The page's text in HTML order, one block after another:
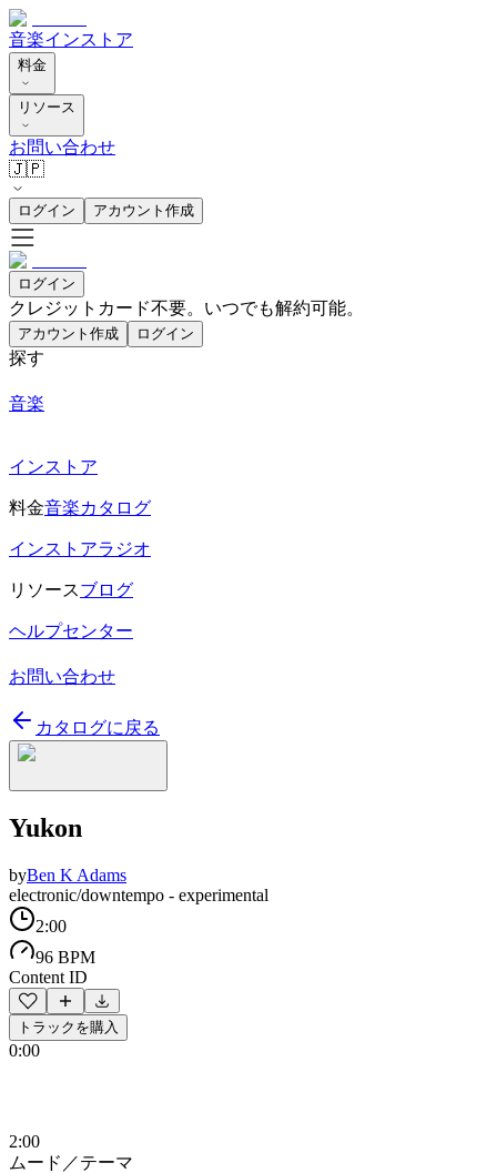
音楽インストア
料金
リソース
お問い合わせ
🇯🇵
ログイン アカウント作成
ログイン
クレジットカード不要。いつでも解約可能。
アカウント作成 ログイン
探す
音楽
インストア
料金音楽カタログ
インストアラジオ
リソースブログ
ヘルプセンター
お問い合わせ
カタログに戻る
Yukon
byBen K Adams
electronic/downtempo - experimental
2:00
96 BPM
Content ID
トラックを購入
0:00
2:00
ムード／テーマ